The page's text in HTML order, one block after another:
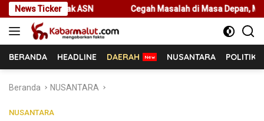
Langsung
ke
konten
News TickerCegah Masalah di Masa Depan, Menteri Nusron Ajak
BERANDA HEADLINE DAERAH NUSANTARA POLITIK
Beranda NUSANTARA
NUSANTARA